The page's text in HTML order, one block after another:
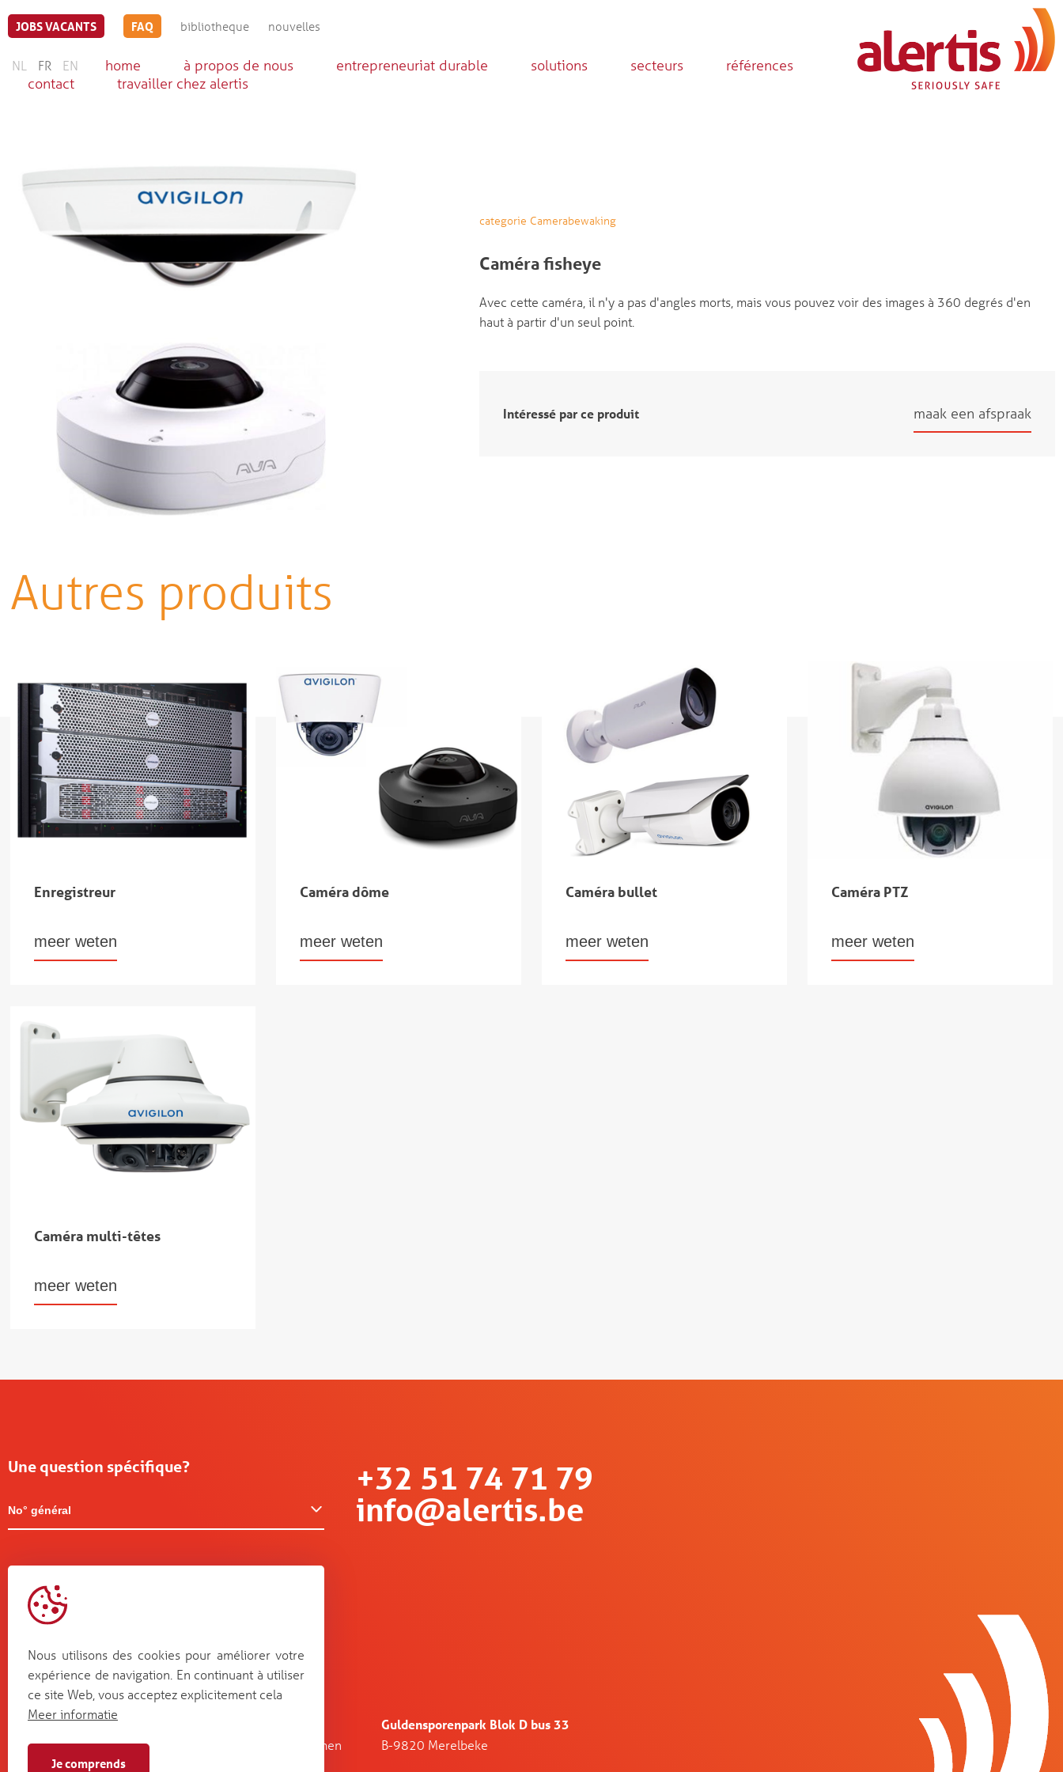
JOBS VACANTS FAQ bibliotheque nouvelles
NL FR EN home à propos de nous entrepreneuriat durable solutions secteurs
références
contact
travailler chez alertis
categorie Camerabewaking
Caméra fisheye
Avec cette caméra, il n'y a pas d'angles morts, mais vous pouvez voir des images à 360 degrés d'en
haut à partir d'un seul point.
Intéressé par ce produit maak een afspraak
Autres produits
Enregistreur
meer weten
Caméra dôme
meer weten
Caméra bullet
meer weten
Caméra PTZ
meer weten
Caméra multi-têtes
meer weten
Une question spécifique?
No° général
+32 51 74 71 79
info@alertis.be
Kruisboommolenstraat 13
B-8800 Roeselare
B-3560 Lummen
Guldensporenpark Blok D bus 33
B-9820 Merelbeke
Nous utilisons des cookies pour améliorer votre
expérience de navigation. En continuant à utiliser
ce site Web, vous acceptez explicitement cela
Meer informatie
Je comprends